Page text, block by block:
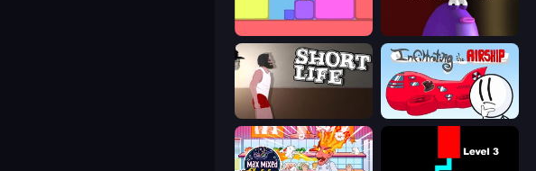
Blob Opera
Short Life Infiltrating the Airship